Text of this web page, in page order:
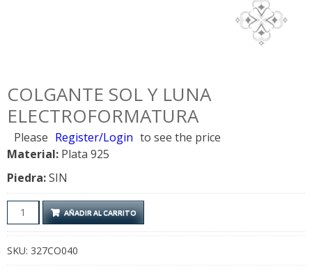
COLGANTE SOL Y LUNA
ELECTROFORMATURA
Please Register/Login to see the price
Material: Plata 925
Piedra:SIN
Colgante
Sol
Luna
AÑADIR AL CARRITO
SKU: 327CO040